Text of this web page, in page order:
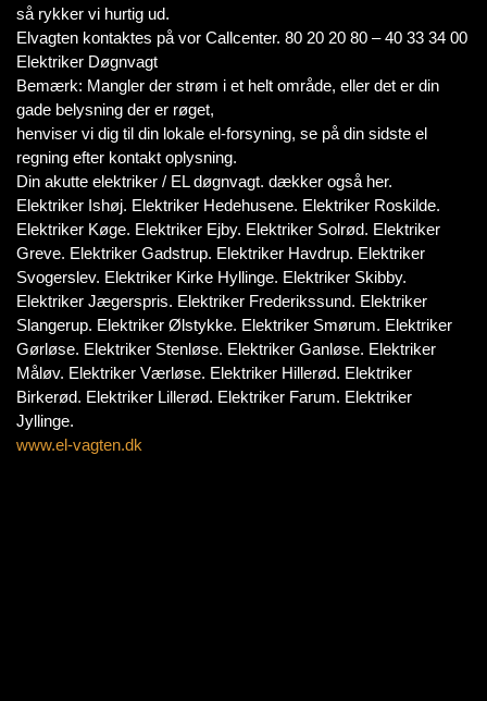
så rykker vi hurtig ud.
Elvagten kontaktes på vor Callcenter. 80 20 20 80 – 40 33 34 00
Elektriker Døgnvagt
Bemærk: Mangler der strøm i et helt område, eller det er din
gade belysning der er røget,
henviser vi dig til din lokale el-forsyning, se på din sidste el
regning efter kontakt oplysning.
Din akutte elektriker / EL døgnvagt. dækker også her.
Elektriker Ishøj. Elektriker Hedehusene. Elektriker Roskilde.
Elektriker Køge. Elektriker Ejby. Elektriker Solrød. Elektriker
Greve. Elektriker Gadstrup. Elektriker Havdrup. Elektriker
Svogerslev. Elektriker Kirke Hyllinge. Elektriker Skibby.
Elektriker Jægerspris. Elektriker Frederikssund. Elektriker
Slangerup. Elektriker Ølstykke. Elektriker Smørum. Elektriker
Gørløse. Elektriker Stenløse. Elektriker Ganløse. Elektriker
Måløv. Elektriker Værløse. Elektriker Hillerød. Elektriker
Birkerød. Elektriker Lillerød. Elektriker Farum. Elektriker
Jyllinge.
www.el-vagten.dk